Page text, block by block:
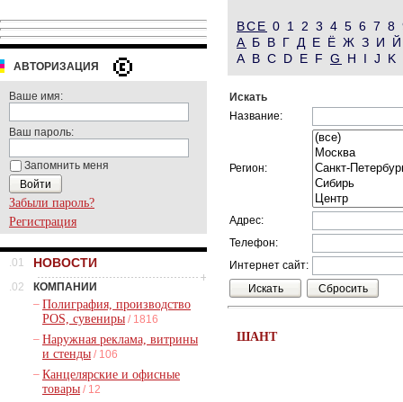
АВТОРИЗАЦИЯ
Ваше имя:
Ваш пароль:
Запомнить меня
Забыли пароль?
Регистрация
.01 НОВОСТИ
.02
КОМПАНИИ
– Полиграфия, производство
POS, сувениры / 1816
– Наружная реклама, витрины
и стенды / 106
– Канцелярские и офисные
товары / 12
ВСЕ 0 1 2 3 4 5 6 7
А Б В Г Д Е Ё Ж З И
A B C D E F G H I J K
Искать
Название:
Регион:
Адрес:
Телефон:
Интернет сайт:
ШАНТ